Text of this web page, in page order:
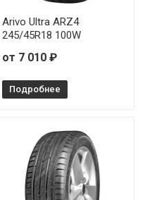
Arivo Ultra ARZ4
245/45R18 100W
от 7 010 ₽
Подробнее